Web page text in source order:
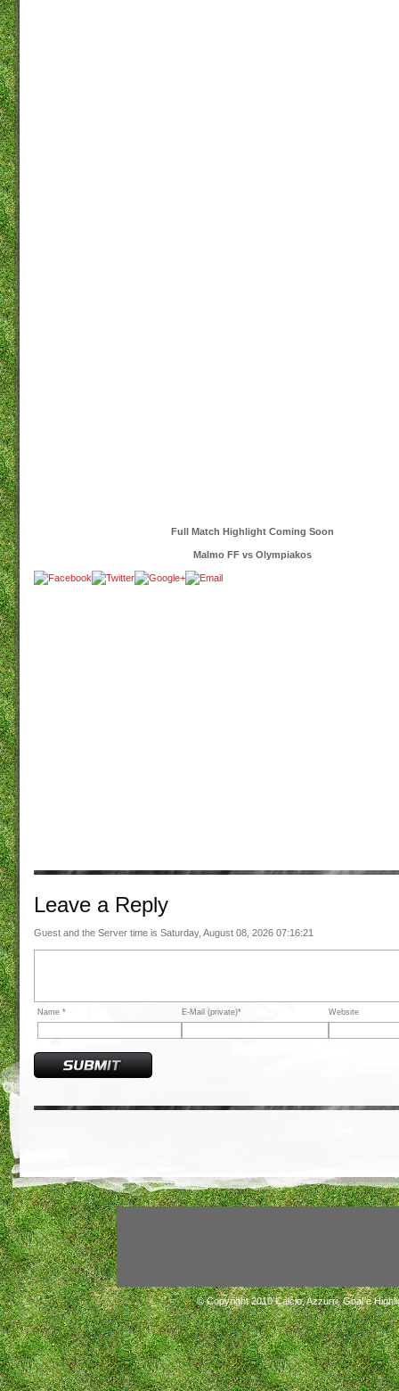
Full Match Highlight Coming Soon
Malmo FF vs Olympiakos
Leave a Reply
Guest and the Server time is Saturday, August 08, 2026 07:16:21
Name * E-Mail (private)* Website
© Copyright 2010Calcio, Azzurri, Goal e